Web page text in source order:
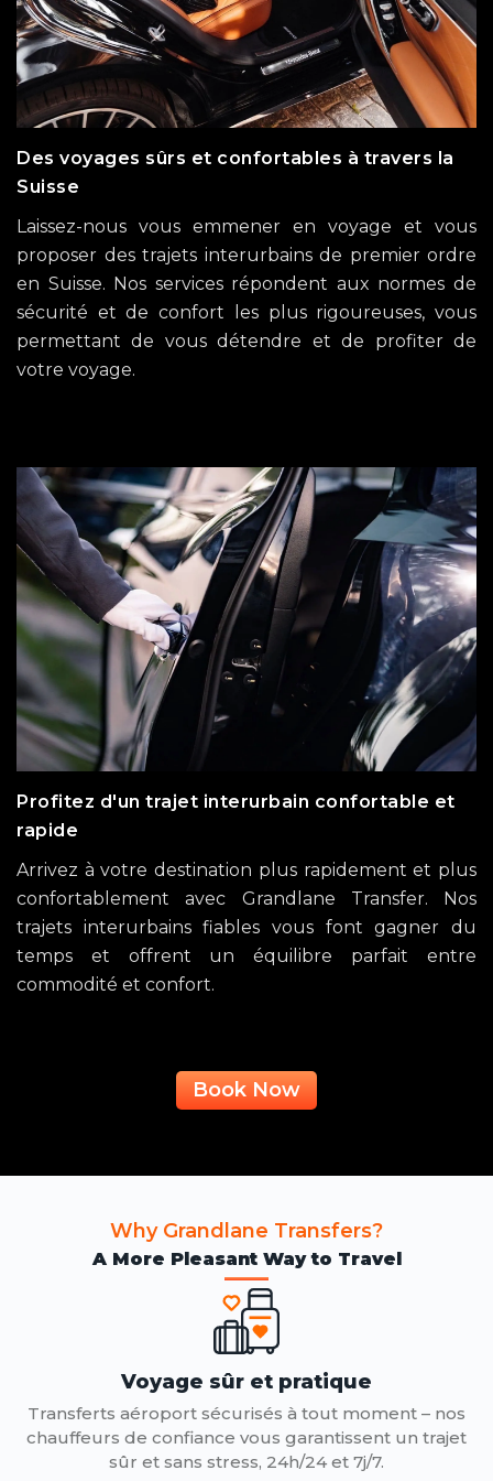
Des voyages sûrs et confortables à travers la
Suisse
Laissez-nous vous emmener en voyage et vous
proposer des trajets interurbains de premier ordre
en Suisse. Nos services répondent aux normes de
sécurité et de confort les plus rigoureuses, vous
permettant de vous détendre et de profiter de
votre voyage.
Profitez d'un trajet interurbain confortable et
rapide
Arrivez à votre destination plus rapidement et plus
confortablement avec Grandlane Transfer. Nos
trajets interurbains fiables vous font gagner du
temps et offrent un équilibre parfait entre
commodité et confort.
Book Now
Why Grandlane Transfers?
A More Pleasant Way to Travel
Voyage sûr et pratique
Transferts aéroport sécurisés à tout moment – ​​nos
chauffeurs de confiance vous garantissent un trajet
sûr et sans stress, 24h/24 et 7j/7.